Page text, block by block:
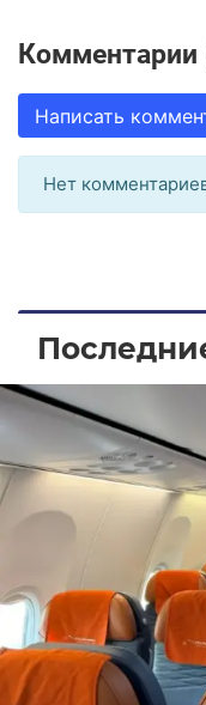
Комментарии
Написать
Нет